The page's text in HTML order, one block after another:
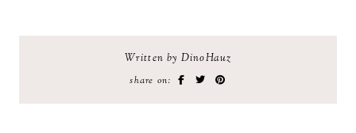
Written by DinoHauz
share on: